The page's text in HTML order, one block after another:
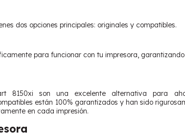
dos opciones principales: originales y compatibles.
para funcionar con tu impresora,
8150xi son una excelente alternativa para
están 100% garantizados y han sido
en cada impresión.